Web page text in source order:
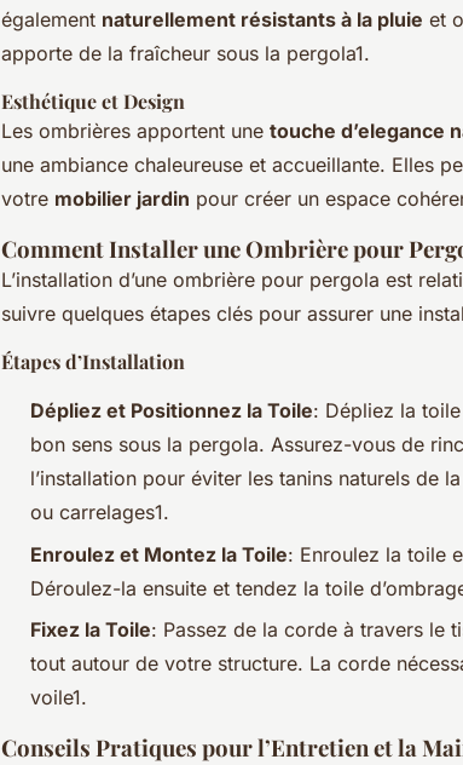
également naturellement résistants à la pluie et
apporte de la fraîcheur sous la pergola1.
Esthétique et Design
Les ombrières apportent une touche d’elegance
une ambiance chaleureuse et accueillante. Elles
votre mobilier jardin pour créer un espace
Comment Installer une Ombrière pour
L’installation d’une ombrière pour pergola est
suivre quelques étapes clés pour assurer une
Étapes d’Installation
Dépliez et Positionnez la Toile: Dépliez la
bon sens sous la pergola. Assurez-vous de
l’installation pour éviter les tanins naturels de
ou carrelages1.
Enroulez et Montez la Toile: Enroulez la toile
Déroulez-la ensuite et tendez la toile
Fixez la Toile: Passez de la corde à travers le
tout autour de votre structure. La corde
voile1.
Conseils Pratiques pour l’Entretien et la